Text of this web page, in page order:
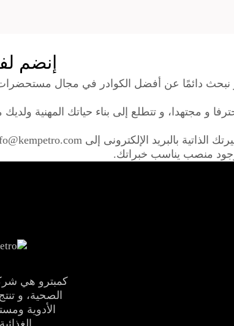
إنضم
دائمًا عن أفضل الكوادر في مجال مستحضرات
و مجتهدا، و تتطلع إلى بناء حياتك المهنية
منصب يناسب خبراتك.
كمبترو هي
الصحية، و
الأدوية